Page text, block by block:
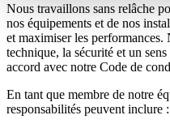
Nous travaillons sans relâche
nos équipements et de nos
et maximiser les
technique, la sécurité et un
accord avec notre Code de
En tant que membre de notre
responsabilités peuvent inclure :